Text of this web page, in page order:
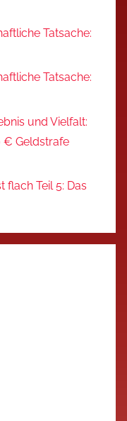
Tatsache:
Tatsache:
und Vielfalt:
€ Geldstrafe
flach Teil 5: Das